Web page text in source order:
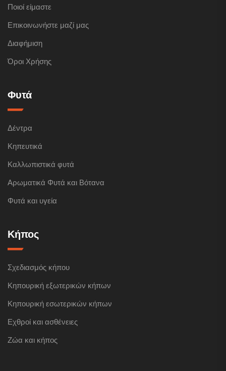
Ποιοί είμαστε
Επικοινωνήστε μαζί μας
Διαφήμιση
Όροι Χρήσης
Φυτά
Δέντρα
Κηπευτικά
Καλλωπιστικά φυτά
Αρωματικά Φυτά και Βότανα
Φυτά και υγεία
Κήπος
Σχεδιασμός κήπου
Κηπουρική εξωτερικών κήπων
Κηπουρική εσωτερικών κήπων
Εχθροί και ασθένειες
Ζώα και κήπος